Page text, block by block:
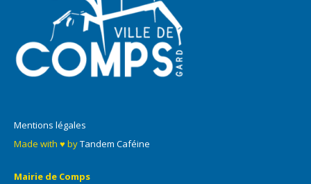
Mentions légales
Made with ♥ byTandem Caféine
Mairie de Comps